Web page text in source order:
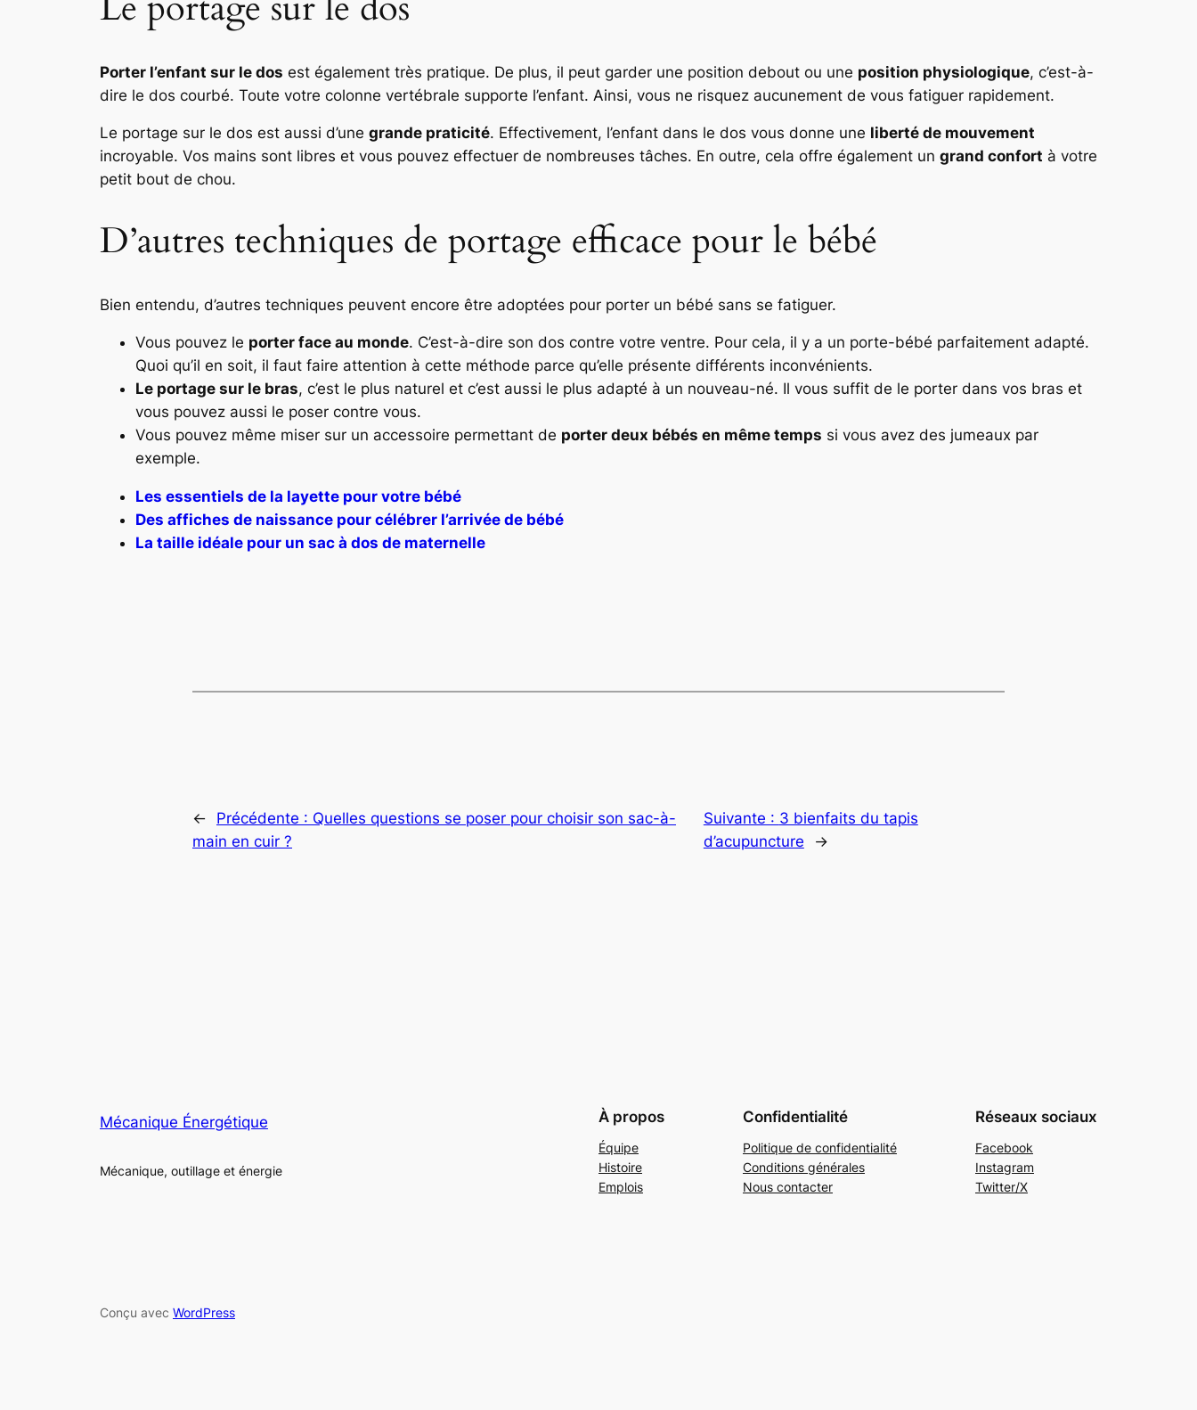
Porter l’enfant sur le dos est également très pratique. De plus, il peut garder une position debout ou une position physiologique, c’est-à-
dire le dos courbé. Toute votre colonne vertébrale supporte l’enfant. Ainsi, vous ne risquez aucunement de vous fatiguer rapidement.
Le portage sur le dos est aussi d’une grande praticité. Effectivement, l’enfant dans le dos vous donne une liberté de mouvement
incroyable. Vos mains sont libres et vous pouvez effectuer de nombreuses tâches. En outre, cela offre également un grand confort à votre
petit bout de chou.
D’autres techniques de portage efficace pour le bébé
Bien entendu, d’autres techniques peuvent encore être adoptées pour porter un bébé sans se fatiguer.
Vous pouvez le porter face au monde. C’est-à-dire son dos contre votre ventre. Pour cela, il y a un porte-bébé parfaitement adapté.
Quoi qu’il en soit, il faut faire attention à cette méthode parce qu’elle présente différents inconvénients.
Le portage sur le bras, c’est le plus naturel et c’est aussi le plus adapté à un nouveau-né. Il vous suffit de le porter dans vos bras et
vous pouvez aussi le poser contre vous.
Vous pouvez même miser sur un accessoire permettant de porter deux bébés en même temps si vous avez des jumeaux par
exemple.
Les essentiels de la layette pour votre bébé
Des affiches de naissance pour célébrer l’arrivée de bébé
La taille idéale pour un sac à dos de maternelle
← Précédente : Quelles questions se poser pour choisir son sac-à-
main en cuir ?
Suivante : 3 bienfaits du tapis
d’acupuncture
→
Mécanique Énergétique
Mécanique, outillage et énergie
À propos
Équipe
Histoire
Emplois
Confidentialité
Politique de confidentialité
Conditions générales
Nous contacter
Réseaux sociaux
Facebook
Instagram
Twitter/X
Conçu avec WordPress